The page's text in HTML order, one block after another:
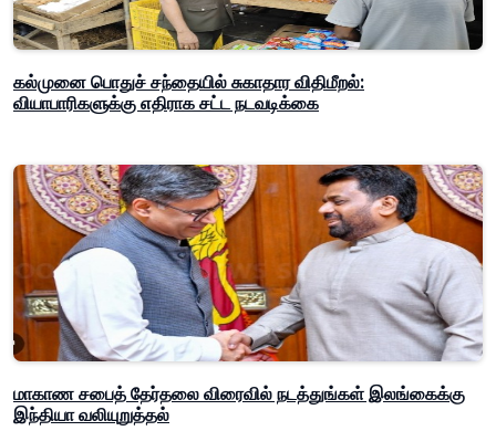
கல்முனை பொதுச் சந்தையில் சுகாதார விதிமீறல்:
வியாபாரிகளுக்கு எதிராக சட்ட நடவடிக்கை
மாகாண சபைத் தேர்தலை விரைவில் நடத்துங்கள் இலங்கைக்கு
இந்தியா வலியுறுத்தல்